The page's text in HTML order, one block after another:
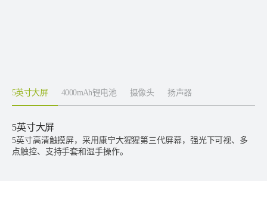
5英寸大屏 4000mAh锂电池 摄像头 扬声器
5英寸大屏
5英寸高清触摸屏，采用康宁大猩猩第三代屏幕，强光下可视、多
点触控、支持手套和湿手操作。